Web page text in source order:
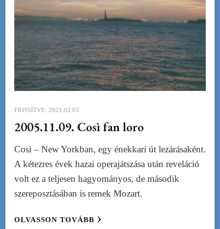
FRISSÍTVE: 2021.02.03.
2005.11.09. Così fan loro
Così – New Yorkban, egy énekkari út lezárásaként.
A kétezres évek hazai operajátszása után reveláció
volt ez a teljesen hagyományos, de második
szereposztásában is remek Mozart.
OLVASSON TOVÁBB